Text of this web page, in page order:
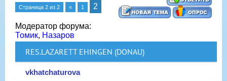
Страница 2 из 2 « 1 2
Модератор форума:
Томик, Назаров
RES.LAZARETT EHINGEN (DONAU)
vkhatchaturova